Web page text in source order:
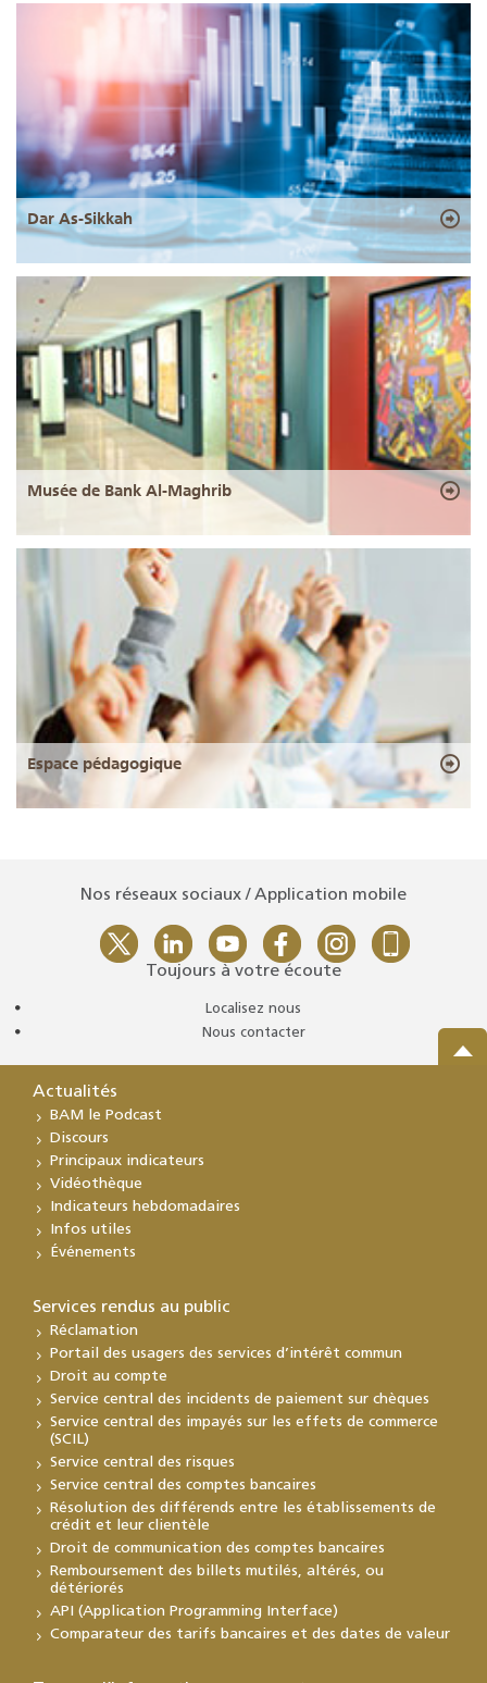
Dar As-Sikkah
Musée de Bank Al-Maghrib
Espace pédagogique
Nos réseaux sociaux / Application mobile
Toujours à votre écoute
Localisez nous
Nous contacter
Actualités
BAM le Podcast
Discours
Principaux indicateurs
Vidéothèque
Indicateurs hebdomadaires
Infos utiles
Événements
Services rendus au public
Réclamation
Portail des usagers des services d’intérêt commun
Droit au compte
Service central des incidents de paiement sur chèques
Service central des impayés sur les effets de commerce
(SCIL)
Service central des risques
Service central des comptes bancaires
Résolution des différends entre les établissements de
crédit et leur clientèle
Droit de communication des comptes bancaires
Remboursement des billets mutilés, altérés, ou
détériorés
API (Application Programming Interface)
Comparateur des tarifs bancaires et des dates de valeur